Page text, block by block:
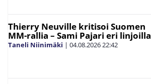
Thierry Neuville kritisoi Suomen
MM-rallia – Sami Pajari eri linjoilla
Taneli Niinimäki | 04.08.202622:42